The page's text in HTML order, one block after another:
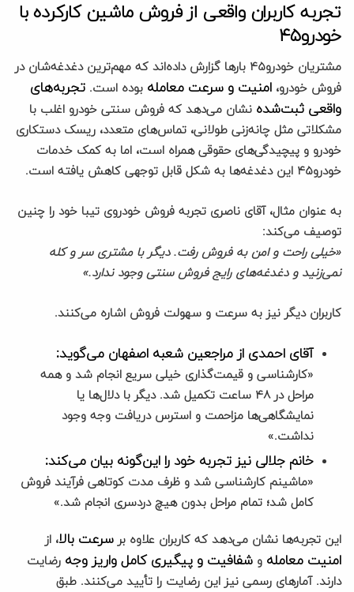
تجربه کاربران واقعی از فروش ماشین کارکرده با
خودرو۴۵
مشتریان خودرو۴۵ بارها گزارش داده‌اند که مهم‌ترین دغدغه‌شان در
فروش خودرو، امنیت و سرعت معامله بوده است. تجربه‌های
واقعی ثبت‌شده نشان می‌دهد که فروش سنتی خودرو اغلب با
مشکلاتی مثل چانه‌زنی طولانی، تماس‌های متعدد، ریسک دستکاری
خودرو و پیچیدگی‌های حقوقی همراه است، اما به کمک خدمات
خودرو۴۵ این دغدغه‌ها به شکل قابل توجهی کاهش یافته است.
به عنوان مثال، آقای ناصری تجربه فروش خودروی تیبا خود را چنین
توصیف می‌کند:
«خیلی راحت و امن به فروش رفت. دیگر با مشتری سر و کله
نمی‌زنید و دغدغه‌های رایج فروش سنتی وجود ندارد.»
کاربران دیگر نیز به سرعت و سهولت فروش اشاره می‌کنند.
آقای احمدی از مراجعین شعبه اصفهان می‌گوید:
«کارشناسی و قیمت‌گذاری خیلی سریع انجام شد و همه
مراحل در ۴۸ ساعت تکمیل شد. دیگر با دلال‌ها یا
نمایشگاهی‌ها مزاحمت و استرس دریافت وجه وجود
نداشت.»
خانم جلالی نیز تجربه خود را این‌گونه بیان می‌کند:
«ماشینم کارشناسی شد و ظرف مدت کوتاهی فرآیند فروش
کامل شد؛ تمام مراحل بدون هیچ دردسری انجام شد.»
این تجربه‌ها نشان می‌دهد که کاربران علاوه برسرعت بالا، از
امنیت معامله و شفافیت و پیگیری کامل واریز وجه رضایت
دارند. آمارهای رسمی نیز این رضایت را تأیید می‌کنند. طبق